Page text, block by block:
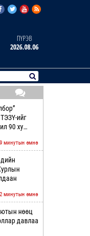
ПҮРЭВ
2026.08.06
ийг
90 ху…
минутын өмнө
минутын өмнө
нөөц
давлаа